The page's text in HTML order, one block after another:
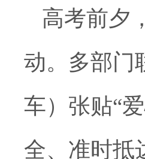
高考前夕
动。多部门
车）张贴“
全、准时抵